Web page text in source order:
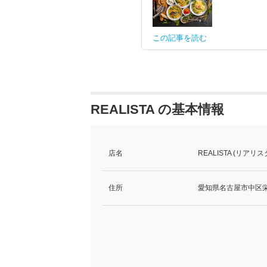
この記事を読む
REALISTA の基本情報
店名 REALISTA (リアリス
住所 愛知県名古屋市中区